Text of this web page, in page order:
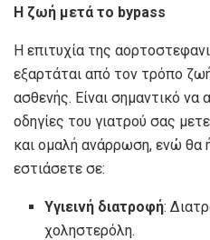
Η ζωή μετά το bypass
Η επιτυχία της
εξαρτάται από τον τρόπο
ασθενής. Είναι σημαντικό να
οδηγίες του γιατρού σας
και ομαλή ανάρρωση, ενώ θα
εστιάσετε σε:
Υγιεινή διατροφή:
χοληστερόλη.